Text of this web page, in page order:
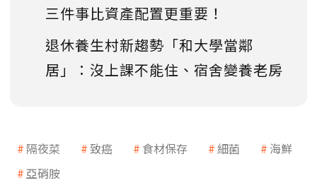
三件事比資產配置更重要！
退休養生村新趨勢「和大學當鄰
居」：沒上課不能住、宿舍變養老房
隔夜菜 致癌 食材保存 細菌
海鮮
亞硝胺